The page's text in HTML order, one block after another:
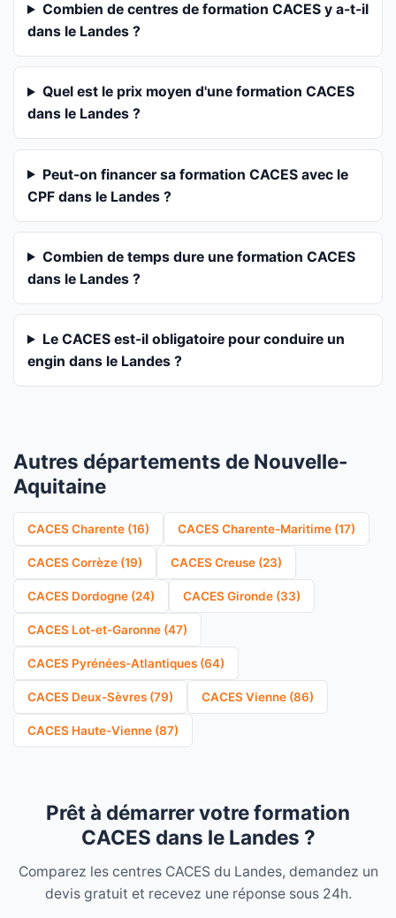
Combien de centres de formation CACES y a-t-il
dans le Landes ?
Quel est le prix moyen d'une formation CACES
dans le Landes ?
Peut-on financer sa formation CACES avec le
CPF dans le Landes ?
Combien de temps dure une formation CACES
dans le Landes ?
Le CACES est-il obligatoire pour conduire un
engin dans le Landes ?
Autres départements de Nouvelle-
Aquitaine
CACES Charente (16) CACES Charente-Maritime (17)
CACES Corrèze (19) CACES Creuse (23)
CACES Dordogne (24) CACES Gironde (33)
CACES Lot-et-Garonne (47)
CACES Pyrénées-Atlantiques (64)
CACES Deux-Sèvres (79) CACES Vienne (86)
CACES Haute-Vienne (87)
Prêt à démarrer votre formation
CACES dans le Landes ?
Comparez les centres CACES du Landes, demandez un
devis gratuit et recevez une réponse sous 24h.